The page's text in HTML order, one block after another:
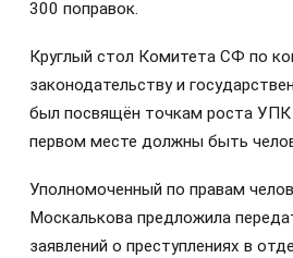
300 поправок.
Круглый стол Комитета СФ по
законодательству и
был посвящён точкам роста
первом месте должны быть
Уполномоченный по правам
Москалькова предложила
заявлений о преступлениях в